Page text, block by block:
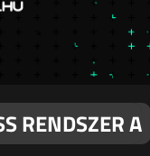
RENDSZER A